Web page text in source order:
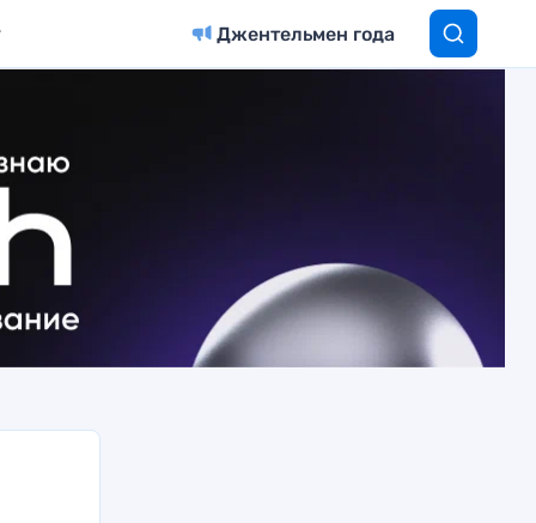
Джентельмен года